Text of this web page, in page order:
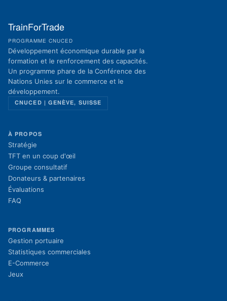
TrainForTrade
PROGRAMME CNUCED
Développement économique durable par la
formation et le renforcement des capacités.
Un programme phare de la Conférence des
Nations Unies sur le commerce et le
développement.
CNUCED | GENÈVE, SUISSE
À PROPOS
Stratégie
TFT en un coup d'œil
Groupe consultatif
Donateurs & partenaires
Évaluations
FAQ
PROGRAMMES
Gestion portuaire
Statistiques commerciales
E-Commerce
Jeux